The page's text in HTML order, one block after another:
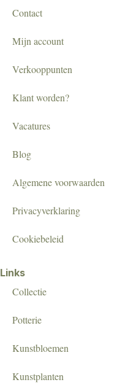
Contact
Mijn account
Verkooppunten
Klant worden?
Vacatures
Blog
Algemene voorwaarden
Privacyverklaring
Cookiebeleid
Links
Collectie
Potterie
Kunstbloemen
Kunstplanten